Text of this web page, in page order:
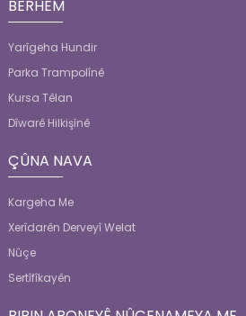
BERHEM
Yarîgeha Hundir
Parka Trampolînê
Kursa Têlan
Dîwarê Hilkişînê
ÇÛNA NAVA
Kargeha Me
Xerîdarên Derveyî Welat
Nûçe
Sertîfîkayên